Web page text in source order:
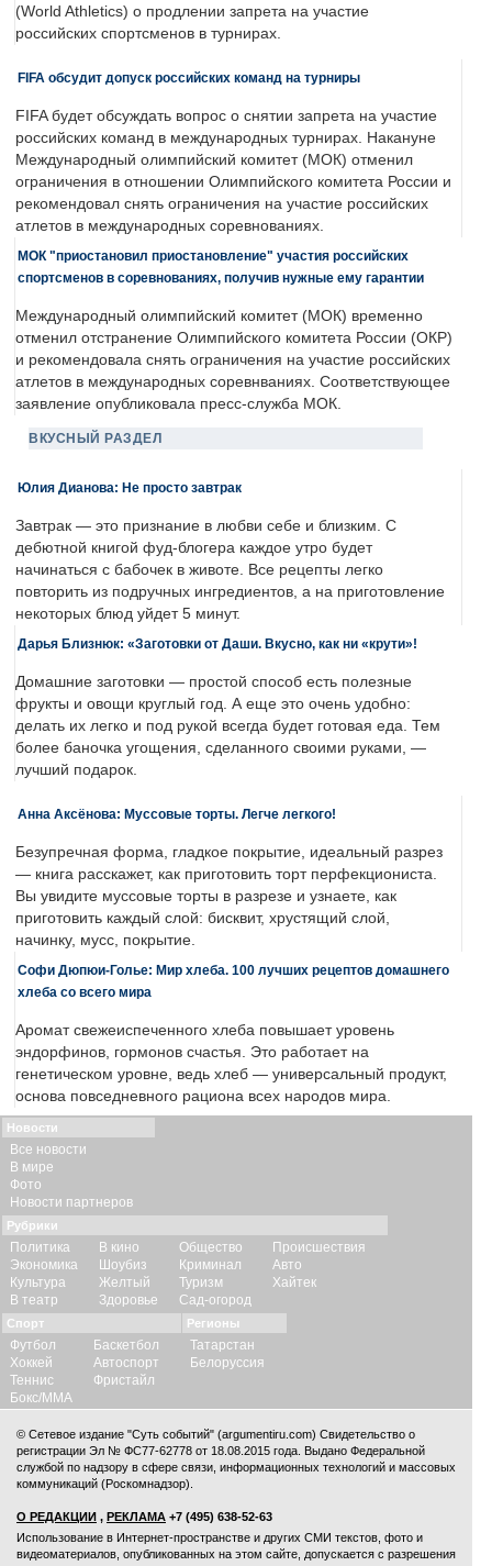
(World Athletics) о продлении запрета на участие
российских спортсменов в турнирах.
FIFA обсудит допуск российских команд на турниры
FIFA будет обсуждать вопрос о снятии запрета на участие
российских команд в международных турнирах. Накануне
Международный олимпийский комитет (МОК) отменил
ограничения в отношении Олимпийского комитета России и
рекомендовал снять ограничения на участие российских
атлетов в международных соревнованиях.
МОК "приостановил приостановление" участия российских
спортсменов в соревнованиях, получив нужные ему гарантии
Международный олимпийский комитет (МОК) временно
отменил отстранение Олимпийского комитета России (ОКР)
и рекомендовала снять ограничения на участие российских
атлетов в международных соревнваниях. Соответствующее
заявление опубликовала пресс-служба МОК.
ВКУСНЫЙ РАЗДЕЛ
Юлия Дианова: Не просто завтрак
Завтрак — это признание в любви себе и близким. С
дебютной книгой фуд-блогера каждое утро будет
начинаться с бабочек в животе. Все рецепты легко
повторить из подручных ингредиентов, а на приготовление
некоторых блюд уйдет 5 минут.
Дарья Близнюк: «Заготовки от Даши. Вкусно, как ни «крути»!
Домашние заготовки — простой способ есть полезные
фрукты и овощи круглый год. А еще это очень удобно:
делать их легко и под рукой всегда будет готовая еда. Тем
более баночка угощения, сделанного своими руками, —
лучший подарок.
Анна Аксёнова: Муссовые торты. Легче легкого!
Безупречная форма, гладкое покрытие, идеальный разрез
— книга расскажет, как приготовить торт перфекциониста.
Вы увидите муссовые торты в разрезе и узнаете, как
приготовить каждый слой: бисквит, хрустящий слой,
начинку, мусс, покрытие.
Софи Дюпюи-Голье: Мир хлеба. 100 лучших рецептов домашнего
хлеба со всего мира
Аромат свежеиспеченного хлеба повышает уровень
эндорфинов, гормонов счастья. Это работает на
генетическом уровне, ведь хлеб — универсальный продукт,
основа повседневного рациона всех народов мира.
Новости
Все новости
В мире
Фото
Новости партнеров
Рубрики
Политика
Экономика
Культура
В театр
В кино
Шоубиз
Желтый
Здоровье
Общество
Криминал
Туризм
Сад-огород
Происшествия
Авто
Хайтек
Спорт
Футбол
Хоккей
Теннис
Бокс/ММА
Баскетбол
Автоспорт
Фристайл
Регионы
Татарстан
Белоруссия
© Сетевое издание "Суть событий" (argumentiru.com) Свидетельство о
регистрации Эл № ФС77-62778 от 18.08.2015 года. Выдано Федеральной
службой по надзору в сфере связи, информационных технологий и массовых
коммуникаций (Роскомнадзор).
О РЕДАКЦИИ , РЕКЛАМА +7 (495) 638-52-63
Использование в Интернет-пространстве и других СМИ текстов, фото и
видеоматериалов, опубликованных на этом сайте, допускается с разрешения